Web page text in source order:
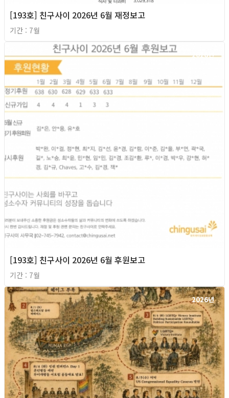
[193호] 친구사이 2026년 6월 재정보고
기간 : 7월
2026년
[193호] 친구사이 2026년 6월 후원보고
기간 : 7월
2026년